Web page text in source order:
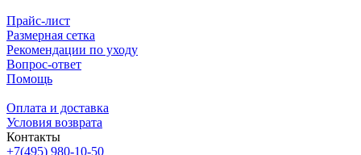
Прайс-лист
Размерная сетка
Рекомендации по уходу
Вопрос-ответ
Помощь
Оплата и доставка
Условия возврата
Контакты
+7(495) 980-10-50